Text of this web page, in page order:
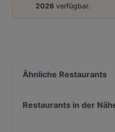
2026 verfügbar.
Ähnliche Restaurants
CafeMarte
Restaurants in der